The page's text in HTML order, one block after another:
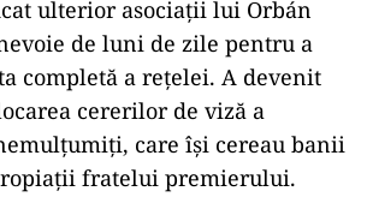
ulterior asociații lui Orbán
de luni de zile pentru a
completă a rețelei. A devenit
cererilor de viză a
care își cereau banii
fratelui premierului.